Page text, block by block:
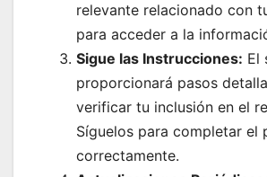
relevante relacionado con
para acceder a la
Sigue las Instrucciones: El
proporcionará pasos
verificar tu inclusión en el
Síguelos para completar el
correctamente.